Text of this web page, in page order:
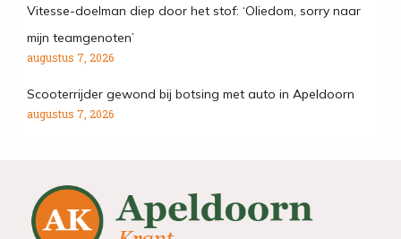
Vitesse-doelman diep door het stof: ‘Oliedom, sorry naar
mijn teamgenoten’
augustus 7, 2026
Scooterrijder gewond bij botsing met auto in Apeldoorn
augustus 7, 2026